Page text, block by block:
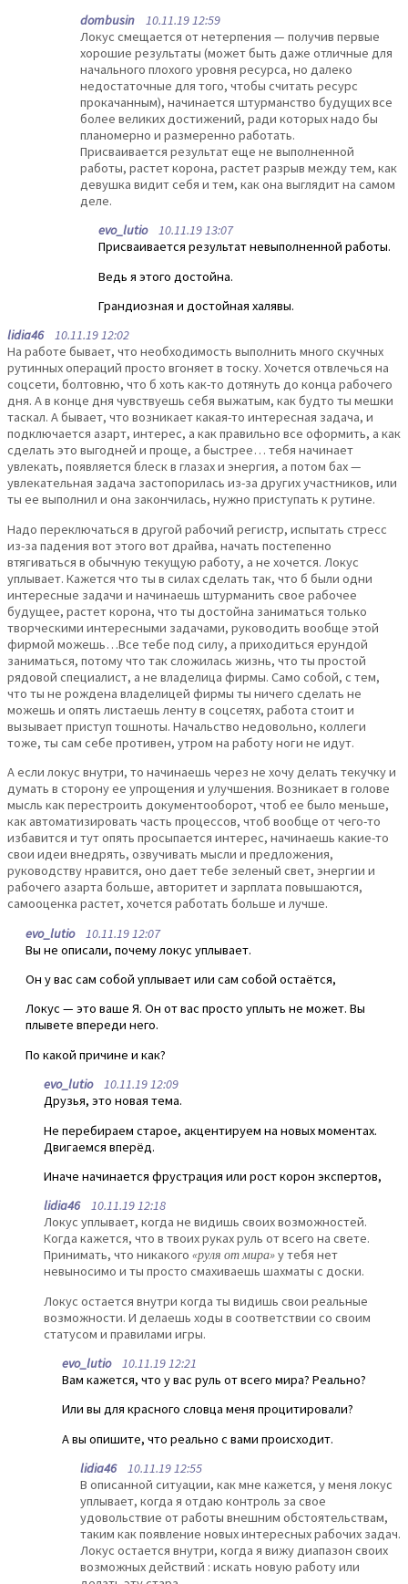
dombusin 10.11.19 12:59
Локус смещается от нетерпения — получив первые
хорошие результаты (может быть даже отличные для
начального плохого уровня ресурса, но далеко
недостаточные для того, чтобы считать ресурс
прокачанным), начинается штурманство будущих все
более великих достижений, ради которых надо бы
планомерно и размеренно работать.
Присваивается результат еще не выполненной
работы, растет корона, растет разрыв между тем, как
девушка видит себя и тем, как она выглядит на самом
деле.
evo_lutio10.11.19 13:07
Присваивается результат невыполненной работы.
Ведь я этого достойна.
Грандиозная и достойная халявы.
lidia4610.11.19 12:02
На работе бывает, что необходимость выполнить много скучных
рутинных операций просто вгоняет в тоску. Хочется отвлечься на
соцсети, болтовню, что б хоть как-то дотянуть до конца рабочего
дня. А в конце дня чувствуешь себя выжатым, как будто ты мешки
таскал. А бывает, что возникает какая-то интересная задача, и
подключается азарт, интерес, а как правильно все оформить, а как
сделать это выгодней и проще, а быстрее… тебя начинает
увлекать, появляется блеск в глазах и энергия, а потом бах —
увлекательная задача застопорилась из-за других участников, или
ты ее выполнил и она закончилась, нужно приступать к рутине.
Надо переключаться в другой рабочий регистр, испытать стресс
из-за падения вот этого вот драйва, начать постепенно
втягиваться в обычную текущую работу, а не хочется. Локус
уплывает. Кажется что ты в силах сделать так, что б были одни
интересные задачи и начинаешь штурманить свое рабочее
будущее, растет корона, что ты достойна заниматься только
творческими интересными задачами, руководить вообще этой
фирмой можешь…Все тебе под силу, а приходиться ерундой
заниматься, потому что так сложилась жизнь, что ты простой
рядовой специалист, а не владелица фирмы. Само собой, с тем,
что ты не рождена владелицей фирмы ты ничего сделать не
можешь и опять листаешь ленту в соцсетях, работа стоит и
вызывает приступ тошноты. Начальство недовольно, коллеги
тоже, ты сам себе противен, утром на работу ноги не идут.
А если локус внутри, то начинаешь через не хочу делать текучку и
думать в сторону ее упрощения и улучшения. Возникает в голове
мысль как перестроить документооборот, чтоб ее было меньше,
как автоматизировать часть процессов, чтоб вообще от чего-то
избавится и тут опять просыпается интерес, начинаешь какие-то
свои идеи внедрять, озвучивать мысли и предложения,
руководству нравится, оно дает тебе зеленый свет, энергии и
рабочего азарта больше, авторитет и зарплата повышаются,
самооценка растет, хочется работать больше и лучше.
evo_lutio10.11.19 12:07
Вы не описали, почему локус уплывает.
Он у вас сам собой уплывает или сам собой остаётся,
Локус — это ваше Я. Он от вас просто уплыть не может. Вы
плывете впереди него.
По какой причине и как?
evo_lutio10.11.19 12:09
Друзья, это новая тема.
Не перебираем старое, акцентируем на новых моментах.
Двигаемся вперёд.
Иначе начинается фрустрация или рост корон экспертов,
lidia4610.11.19 12:18
Локус уплывает, когда не видишь своих возможностей.
Когда кажется, что в твоих руках руль от всего на свете.
Принимать, что никакого «руля от мира»у тебя нет
невыносимо и ты просто смахиваешь шахматы с доски.
Локус остается внутри когда ты видишь свои реальные
возможности. И делаешь ходы в соответствии со своим
статусом и правилами игры.
evo_lutio10.11.19 12:21
Вам кажется, что у вас руль от всего мира? Реально?
Или вы для красного словца меня процитировали?
А вы опишите, что реально с вами происходит.
lidia4610.11.19 12:55
В описанной ситуации, как мне кажется, у меня локус
уплывает, когда я отдаю контроль за свое
удовольствие от работы внешним обстоятельствам,
таким как появление новых интересных рабочих задач.
Локус остается внутри, когда я вижу диапазон своих
возможных действий : искать новую работу или